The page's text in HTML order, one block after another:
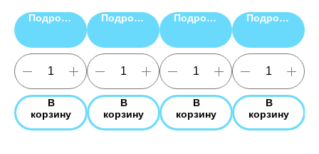
Подробнее
В
корзину
Подробнее
В
корзину
Подробнее
В
корзину
Подробнее
В
корзину